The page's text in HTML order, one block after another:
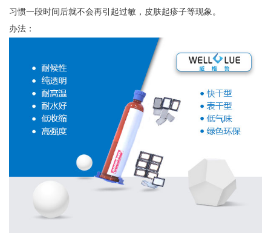
习惯一段时间后就不会再引起过敏，皮肤起疹子等现象。
办法：